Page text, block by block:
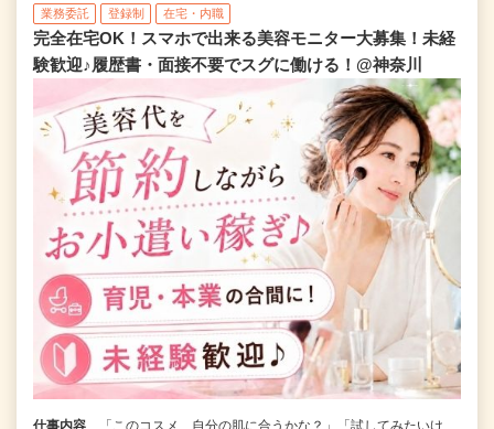
業務委託 登録制 在宅・内職
完全在宅OK！スマホで出来る美容モニター大募集！未経
験歓迎♪履歴書・面接不要でスグに働ける！@神奈川